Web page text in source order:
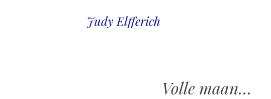
Judy Elfferich
Volle maan…